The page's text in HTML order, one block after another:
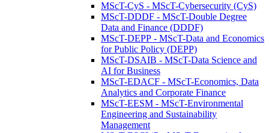
MScT-CyS - MScT-Cybersecurity (CyS)
MScT-DDDF - MScT-Double Degree
Data and Finance (DDDF)
MScT-DEPP - MScT-Data and Economics
for Public Policy (DEPP)
MScT-DSAIB - MScT-Data Science and
AI for Business
MScT-EDACF - MScT-Economics, Data
Analytics and Corporate Finance
MScT-EESM - MScT-Environmental
Engineering and Sustainability
Management